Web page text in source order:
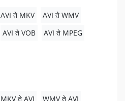
AVI ते MKV
AVI ते WMV
AVI ते VOB
AVI ते MPEG
MKV ते AVI WMV ते AVI